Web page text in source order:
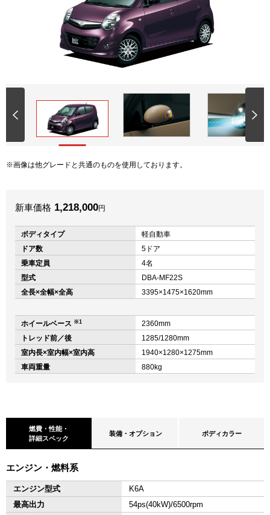
画像は他グレードと共通のものを使用しております。
新車価格 1,218,000円
ボディタイプ
軽自動車
ドア数
5ドア
乗車定員
4名
型式
DBA-MF22S
全長×全幅×全高
3395×1475×1620mm
ホイールベース ※1
2360mm
トレッド前／後
1285/1280mm
室内長×室内幅×室内高
1940×1280×1275mm
車両重量
880kg
燃費・性能・
詳細スペック
装備・オプション ボディカラー
エンジン・燃料系
エンジン型式
K6A
最高出力
54ps(40kW)/6500rpm